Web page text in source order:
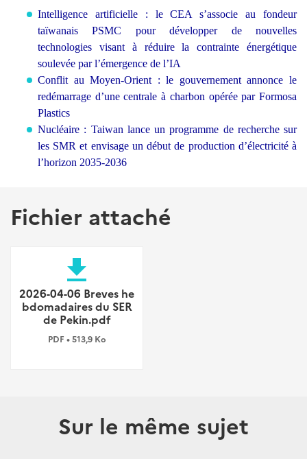
Intelligence artificielle : le CEA s’associe au fondeur
taïwanais PSMC pour développer de nouvelles
technologies visant à réduire la contrainte énergétique
soulevée par l’émergence de l’IA
Conflit au Moyen-Orient : le gouvernement annonce le
redémarrage d’une centrale à charbon opérée par Formosa
Plastics
Nucléaire : Taiwan lance un programme de recherche sur
les SMR et envisage un début de production d’électricité à
l’horizon 2035-2036
Fichier attaché
file_download
2026-04-06 Breves he
bdomadaires du SER
de Pekin.pdf
PDF • 513,9 Ko
Sur le même sujet